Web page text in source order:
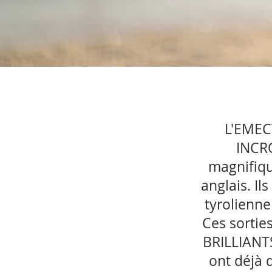
anglais.
Ces
ont déjà